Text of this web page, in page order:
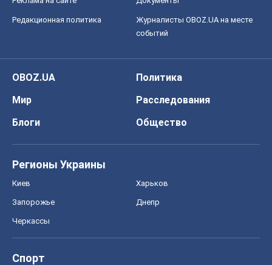
Редакционная политика
Журналисты OBOZ.UA на месте
событий
OBOZ.UA
Политика
Мир
Расследования
Блоги
Общество
Регионы Украины
Киев Харьков
Запорожье Днепр
Черкассы
Спорт